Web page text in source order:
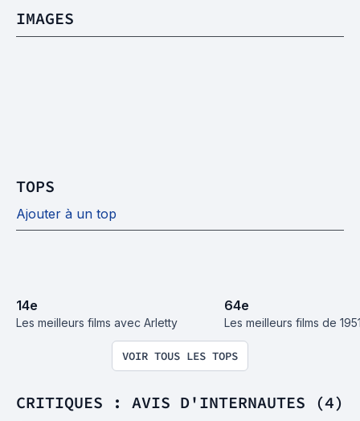
IMAGES
TOPS
Ajouter à un top
14e
Les meilleurs films avec Arletty
64e
Les meilleurs films de
VOIR TOUS LES TOPS
CRITIQUES : AVIS D'INTERNAUTES (4)